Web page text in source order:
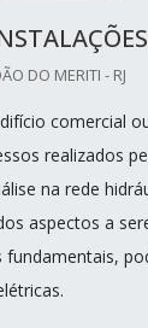
DO MERITI - RJ
comercial
realizados
na rede
aspectos a